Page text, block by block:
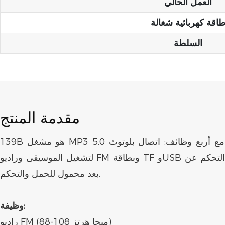
طاقة كهربائية شغالة
السلطة
139B هو مشغل MP3 بلوتوث للدراجات النارية مع أربع وظائف: اتصال بلوتوث 5.0
لتشغيل الموسيقى وراديو FM وبطاقة TF وUSB لتشغيل الموسيقى. جهاز التحكم عن
بعد محمول للحمل والتحكم.
وظيفة:
راديو FM (88-108 ميجا هرتز)